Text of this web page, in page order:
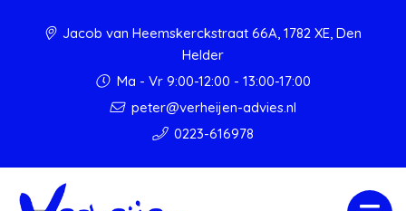
Jacob van Heemskerckstraat 66A, 1782 XE, Den
Helder
Ma - Vr 9:00-12:00 - 13:00-17:00
peter@verheijen-advies.nl
0223-616978